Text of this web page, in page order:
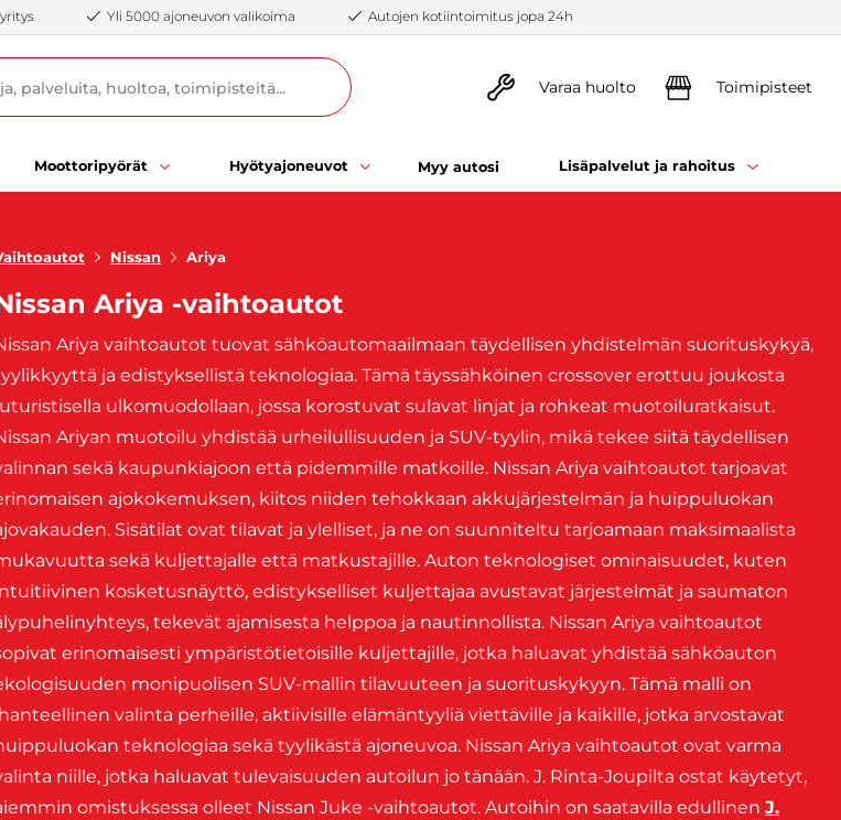
Yli 5000 ajoneuvon valikoima Autojen kotiintoimitus jopa 24h
Varaa huolto Toimipisteet
Moottoripyörät Hyötyajoneuvot Myy autosi Lisäpalvelut ja rahoitus
Nissan Ariya
Ariya -vaihtoautot
Ariya vaihtoautot tuovat sähköautomaailmaan täydellisen yhdistelmän suorituskykyä,
ja edistyksellistä teknologiaa. Tämä täyssähköinen crossover erottuu joukosta
ulkomuodollaan, jossa korostuvat sulavat linjat ja rohkeat muotoiluratkaisut.
Ariyan muotoilu yhdistää urheilullisuuden ja SUV-tyylin, mikä tekee siitä täydellisen
sekä kaupunkiajoon että pidemmille matkoille. Nissan Ariya vaihtoautot tarjoavat
ajokokemuksen, kiitos niiden tehokkaan akkujärjestelmän ja huippuluokan
Sisätilat ovat tilavat ja ylelliset, ja ne on suunniteltu tarjoamaan maksimaalista
sekä kuljettajalle että matkustajille. Auton teknologiset ominaisuudet, kuten
kosketusnäyttö, edistykselliset kuljettajaa avustavat järjestelmät ja saumaton
tekevät ajamisesta helppoa ja nautinnollista. Nissan Ariya vaihtoautot
erinomaisesti ympäristötietoisille kuljettajille, jotka haluavat yhdistää sähköauton
monipuolisen SUV-mallin tilavuuteen ja suorituskykyyn. Tämä malli on
valinta perheille, aktiivisille elämäntyyliä viettäville ja kaikille, jotka arvostavat
teknologiaa sekä tyylikästä ajoneuvoa. Nissan Ariya vaihtoautot ovat varma
niille, jotka haluavat tulevaisuuden autoilun jo tänään. J. Rinta-Joupilta ostat käytetyt,
omistuksessa olleet Nissan Juke -vaihtoautot. Autoihin on saatavilla edullinen J.